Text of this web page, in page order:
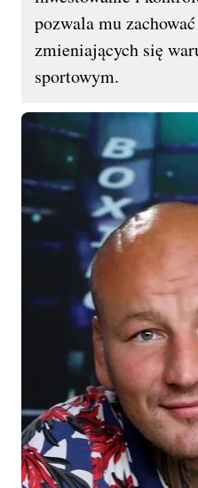
pozwala mu
zmieniających się
sportowym.